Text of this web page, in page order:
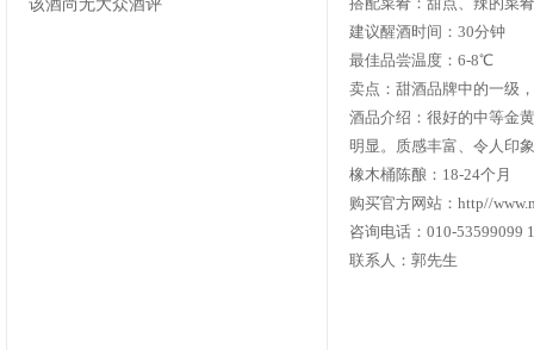
该酒尚无大众酒评
建议醒酒时间：30分钟
最佳品尝温度：6-8℃
卖点：甜酒品牌中的一级
酒品介绍：很好的中等金
明显。质感丰富、令人印
橡木桶陈酿：18-24个月
购买官方网站：http//
咨询电话：010-53599099
联系人：郭先生